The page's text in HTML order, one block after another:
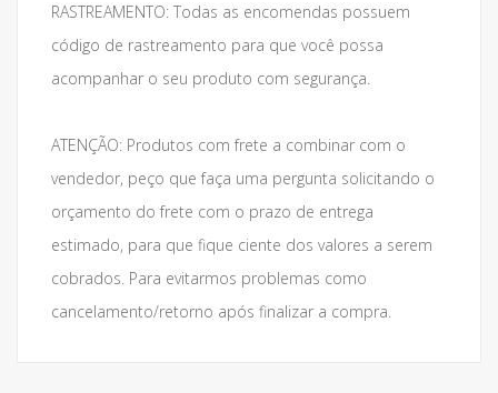
RASTREAMENTO: Todas as encomendas possuem
código de rastreamento para que você possa
acompanhar o seu produto com segurança.
ATENÇÃO: Produtos com frete a combinar com o
vendedor, peço que faça uma pergunta solicitando o
orçamento do frete com o prazo de entrega
estimado, para que fique ciente dos valores a serem
cobrados. Para evitarmos problemas como
cancelamento/retorno após finalizar a compra.